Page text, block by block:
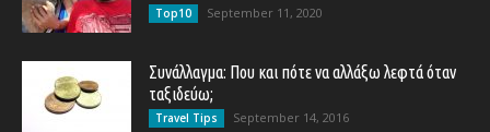
Top10 September 11, 2020
Συνάλλαγμα: Που και πότε να αλλάξω λεφτά όταν
ταξιδεύω;
Travel Tips September 14, 2016